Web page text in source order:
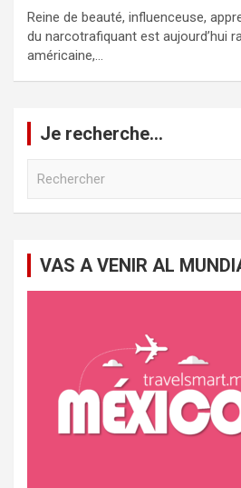
Reine de beauté, influenceuse,
du narcotrafiquant est aujourd’hui
américaine,…
Je recherche…
c
VAS A VENIR AL